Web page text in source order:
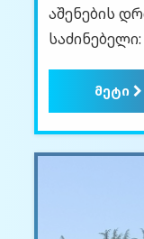
აშენების
საძინებელი:
მეტი